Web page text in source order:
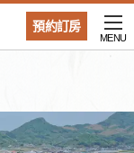
預約訂房
MENU